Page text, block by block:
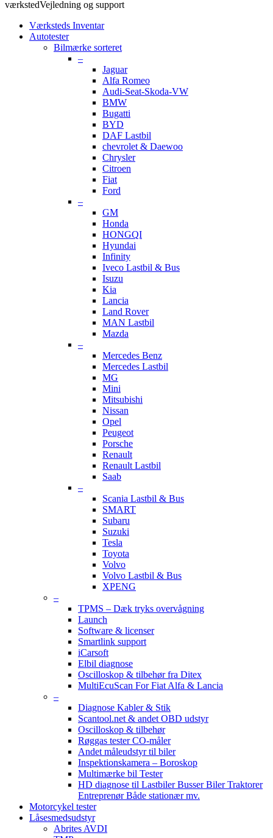
værkstedVejledning og support
Værksteds Inventar
Autotester
Bilmærke sorteret
–
Jaguar
Alfa Romeo
Audi-Seat-Skoda-VW
BMW
Bugatti
BYD
DAF Lastbil
chevrolet & Daewoo
Chrysler
Citroen
Fiat
Ford
–
GM
Honda
HONGQI
Hyundai
Infinity
Iveco Lastbil & Bus
Isuzu
Kia
Lancia
Land Rover
MAN Lastbil
Mazda
–
Mercedes Benz
Mercedes Lastbil
MG
Mini
Mitsubishi
Nissan
Opel
Peugeot
Porsche
Renault
Renault Lastbil
Saab
–
Scania Lastbil & Bus
SMART
Subaru
Suzuki
Tesla
Toyota
Volvo
Volvo Lastbil & Bus
XPENG
–
TPMS – Dæk tryks overvågning
Launch
Software & licenser
Smartlink support
iCarsoft
Elbil diagnose
Oscilloskop & tilbehør fra Ditex
MultiEcuScan For Fiat Alfa & Lancia
–
Diagnose Kabler & Stik
Scantool.net & andet OBD udstyr
Oscilloskop & tilbehør
Røggas tester CO-måler
Andet måleudstyr til biler
Inspektionskamera – Boroskop
Multimærke bil Tester
HD diagnose til Lastbiler Busser Biler Traktorer
Entreprenør Både stationær mv.
Motorcykel tester
Låsesmedsudstyr
Abrites AVDI